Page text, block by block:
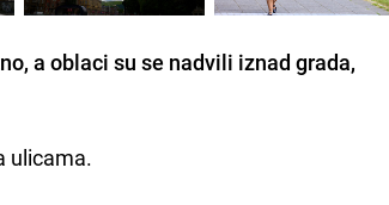
a oblaci su se nadvili iznad grada,
ulicama.